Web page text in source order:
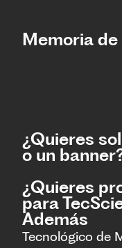
Memoria de
¿Quieres
o un
¿Quieres
para
Además
Tecnológico de